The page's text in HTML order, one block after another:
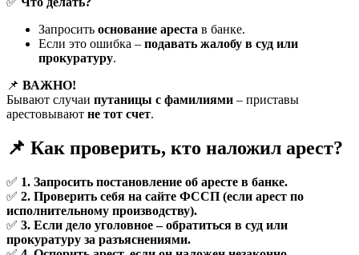
Запросить основание ареста в банке.
Если это ошибка – подавать жалобу в суд или
прокуратуру.
📌 ВАЖНО!
Бывают случаи путаницы с фамилиями – приставы
арестовывают не тот счет.
📌 Как проверить, кто наложил арест?
✅ 1. Запросить постановление об аресте в банке.
✅ 2. Проверить себя на сайте ФССП (если арест по
исполнительному производству).
✅ 3. Если дело уголовное – обратиться в суд или
прокуратуру за разъяснениями.